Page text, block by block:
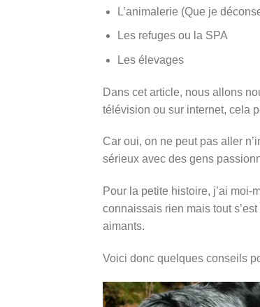
L’animalerie (Que je
Les refuges ou la SPA
Les élevages
Dans cet article, nous allons
télévision ou sur internet, cela
Car oui, on ne peut pas aller
sérieux avec des gens
Pour la petite histoire, j’ai moi-
connaissais rien mais tout
aimants.
Voici donc quelques conseils